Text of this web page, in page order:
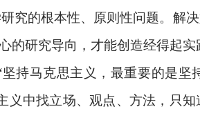
究的根本性、原则性问题。解
研究导向，才能创造经得起实
持马克思主义，最重要的是
中找立场、观点、方法，只